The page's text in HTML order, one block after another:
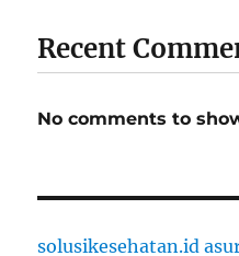
Recent
No comments to
solusikesehatan.id